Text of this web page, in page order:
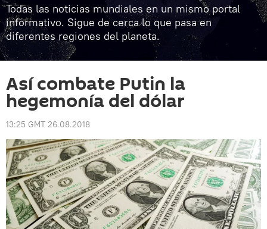
Todas las noticias mundiales en un mismo portal
informativo. Sigue de cerca lo que pasa en
diferentes regiones del planeta.
Así combate Putin la
hegemonía del dólar
13:25 GMT 26.08.2018